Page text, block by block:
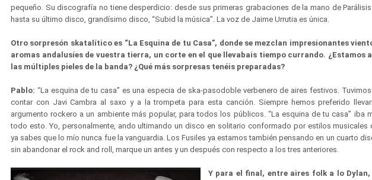
pequeño. Su discografía no tiene desperdicio: desde sus primeras grabaciones de la mano de Parálisis
hasta su último disco, grandísimo disco, “Subid la música”. La voz de Jaime Urrutia es única.
Otro sorpresón skatalítico es “La Esquina de tu Casa”, donde se mezclan impresionantes
aromas andalusíes de vuestra tierra, un corte en el que llevabais tiempo currando. ¿Estamos
las múltiples pieles de la banda? ¿Qué más sorpresas tenéis preparadas?
Pablo: “La esquina de tu casa” es una especia de ska-pasodoble verbenero de aires festivos.
contar con Javi Cambra al saxo y a la trompeta para esta canción. Siempre hemos preferido
argumento rockero a un ambiente más popular, para todos los públicos. “La esquina de tu casa” iba
todo esto. Yo, personalmente, ando ultimando un disco en solitario conformado por estilos musicales
ya sabes que lo mío nunca fue la vanguardia. Los Fusiles ya estamos también pensando en un cuarto
sin abandonar el rock and roll, marque un antes y un después con respecto a los tres anteriores.
Y para el final, entre aires folk a lo Dylan,